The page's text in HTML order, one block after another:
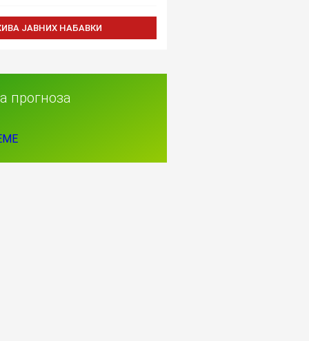
ЈАВНИХ НАБАВКИ
прогноза